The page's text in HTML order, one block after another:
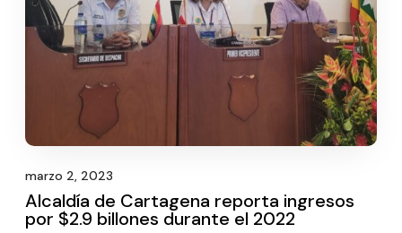
marzo 2, 2023
Alcaldía de Cartagena reporta ingresos
por $2.9 billones durante el 2022